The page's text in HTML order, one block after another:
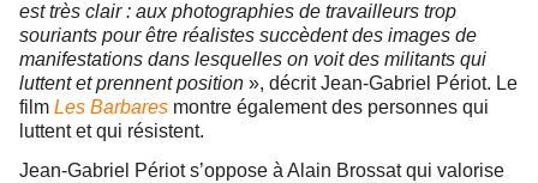
est très clair : aux photographies de travailleurs trop
souriants pour être réalistes succèdent des images de
manifestations dans lesquelles on voit des militants qui
luttent et prennent position », décrit Jean-Gabriel Périot. Le
film Les Barbares montre également des personnes qui
luttent et qui résistent.
Jean-Gabriel Périot s’oppose à Alain Brossat qui valorise